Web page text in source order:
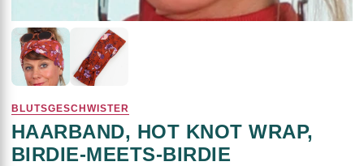
BLUTSGESCHWISTER
HAARBAND, HOT KNOT WRAP,
BIRDIE-MEETS-BIRDIE